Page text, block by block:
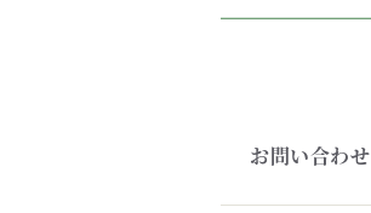
お問い合わせ